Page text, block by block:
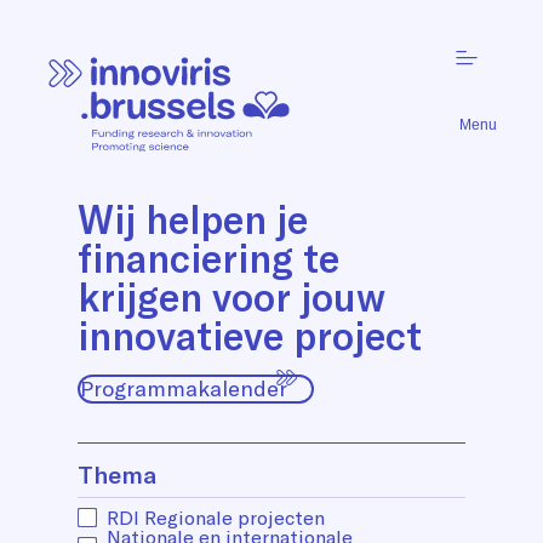
Menu
Wij helpen je
financiering te
krijgen voor jouw
innovatieve project
Programmakalender
Thema
RDI Regionale projecten
Nationale en internationale